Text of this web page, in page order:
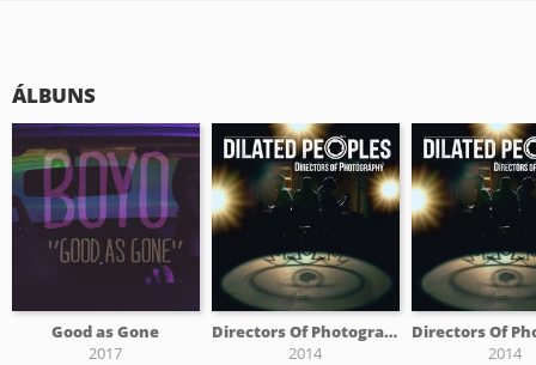
ÁLBUNS
Good as Gone
2017
Directors Of Photography
2014
2014